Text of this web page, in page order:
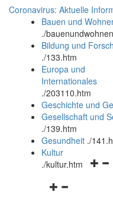
Coronavirus: Aktuelle
Bauen und
./
Bildung und
./133.htm
Europa und
Internationales
./203110.htm
Geschichte und
Gesellschaft und
./139.htm
Gesundheit ./
Kultur
./kultur.htm
Navigationsmenü